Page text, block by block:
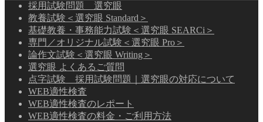
採用試験問題 選究眼
教養試験＜選究眼 Standard＞
基礎教養・事務能力試験＜選究眼 SEARCi＞
専門／オリジナル試験＜選究眼 Pro＞
論作文試験＜選究眼 Writing＞
選究眼 よくあるご質問
点字試験 採用試験問題｜選究眼の対応について
WEB適性検査
WEB適性検査のレポート
WEB適性検査の料金・ご利用方法